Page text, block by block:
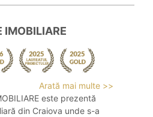
IMOBILIARE
Arată mai multe >>
este prezentă
din Craiova unde s-a